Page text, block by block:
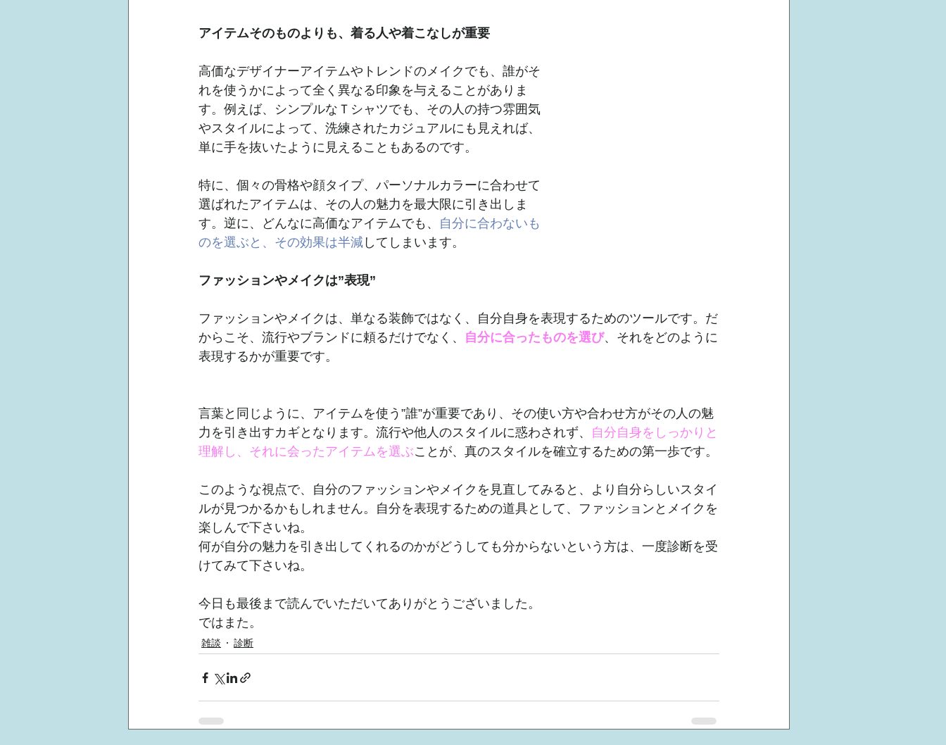
アイテムそのものよりも、着る人や着こなしが重要
高価なデザイナーアイテムやトレンドのメイクでも、誰がそ
れを使うかによって全く異なる印象を与えることがありま
す。例えば、シンプルなＴシャツでも、その人の持つ雰囲気
やスタイルによって、洗練されたカジュアルにも見えれば、
単に手を抜いたように見えることもあるのです。
特に、個々の骨格や顔タイプ、パーソナルカラーに合わせて
選ばれたアイテムは、その人の魅力を最大限に引き出しま
す。逆に、どんなに高価なアイテムでも、 自分に合わないも
のを選ぶと、その効果は半減 してしまいます。
ファッションやメイクは”表現”
ファッションやメイクは、単なる装飾ではなく、自分自身を表現するためのツールです。だ
からこそ、流行やブランドに頼るだけでなく、 自分に合ったものを選び、それをどのように
表現するかが重要です。
言葉と同じように、アイテムを使う”誰”が重要であり、その使い方や合わせ方がその人の魅
力を引き出すカギとなります。流行や他人のスタイルに惑わされず、 自分自身をしっかりと
理解し、それに会ったアイテムを選ぶことが、真のスタイルを確立するための第一歩です。
このような視点で、自分のファッションやメイクを見直してみると、より自分らしいスタイ
ルが見つかるかもしれません。自分を表現するための道具として、ファッションとメイクを
楽しんで下さいね。
何が自分の魅力を引き出してくれるのかがどうしても分からないという方は、一度診断を受
けてみて下さいね。
今日も最後まで読んでいただいてありがとうございました。
ではまた。
雑談 診断